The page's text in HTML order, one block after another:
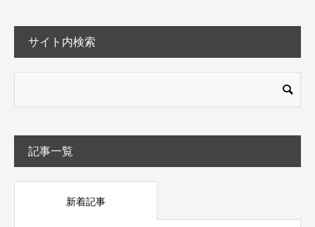
サイト内検索
記事一覧
新着記事